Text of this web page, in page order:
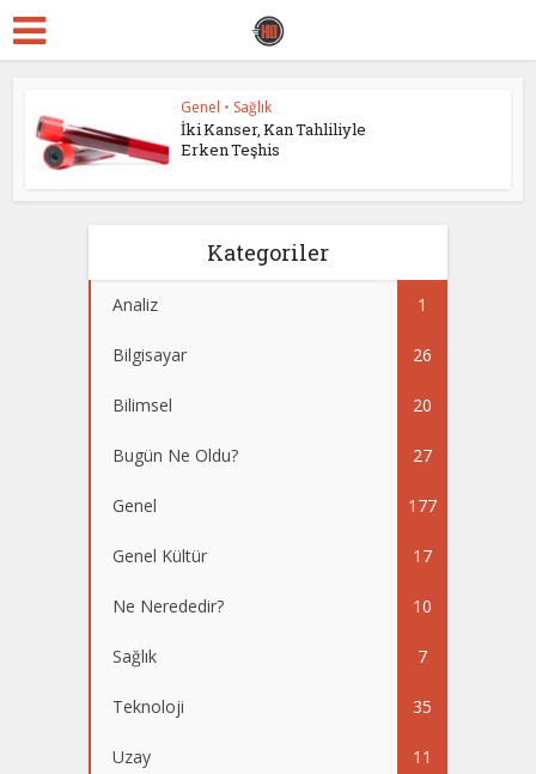
Genel • Sağlık
İki Kanser, Kan Tahliliyle
Erken Teşhis
Kategoriler
Analiz 1
Bilgisayar 26
Bilimsel 20
Bugün Ne Oldu? 27
Genel 177
Genel Kültür 17
Ne Nerededir? 10
Sağlık 7
Teknoloji 35
Uzay 11